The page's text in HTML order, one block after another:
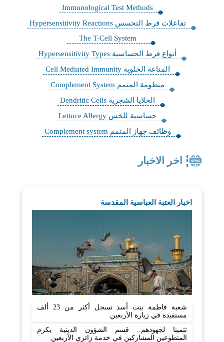
Immunological Test Methods
تفاعلات فرط التحسس Hypersensitivity Reactions
The T-Cell System
أنواع فرط الحساسية Hypersensitivity Types
‏المناعة الخلوية Cell Mediated Immunity
منظومة المتمم Complement System
الخلايا الشجرية Dendritic Cells
حساسية للخس Lettuce Allergy
وظائف جهاز المتمم Complement system
اخر الاخبار
اخبار العتبة العباسية المقدسة
شعبة فاطمة بنت أسد تسجل أكثر من 23 ألف
مستفيدة في زيارة الأربعين
تثمينا لجهودهم.. قسم الشؤون الدينية يكرم
المتطوعين المشاركين في خدمة زائري الأربعين